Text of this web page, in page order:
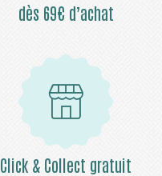
dès 69€ d’achat
Click & Collect gratuit